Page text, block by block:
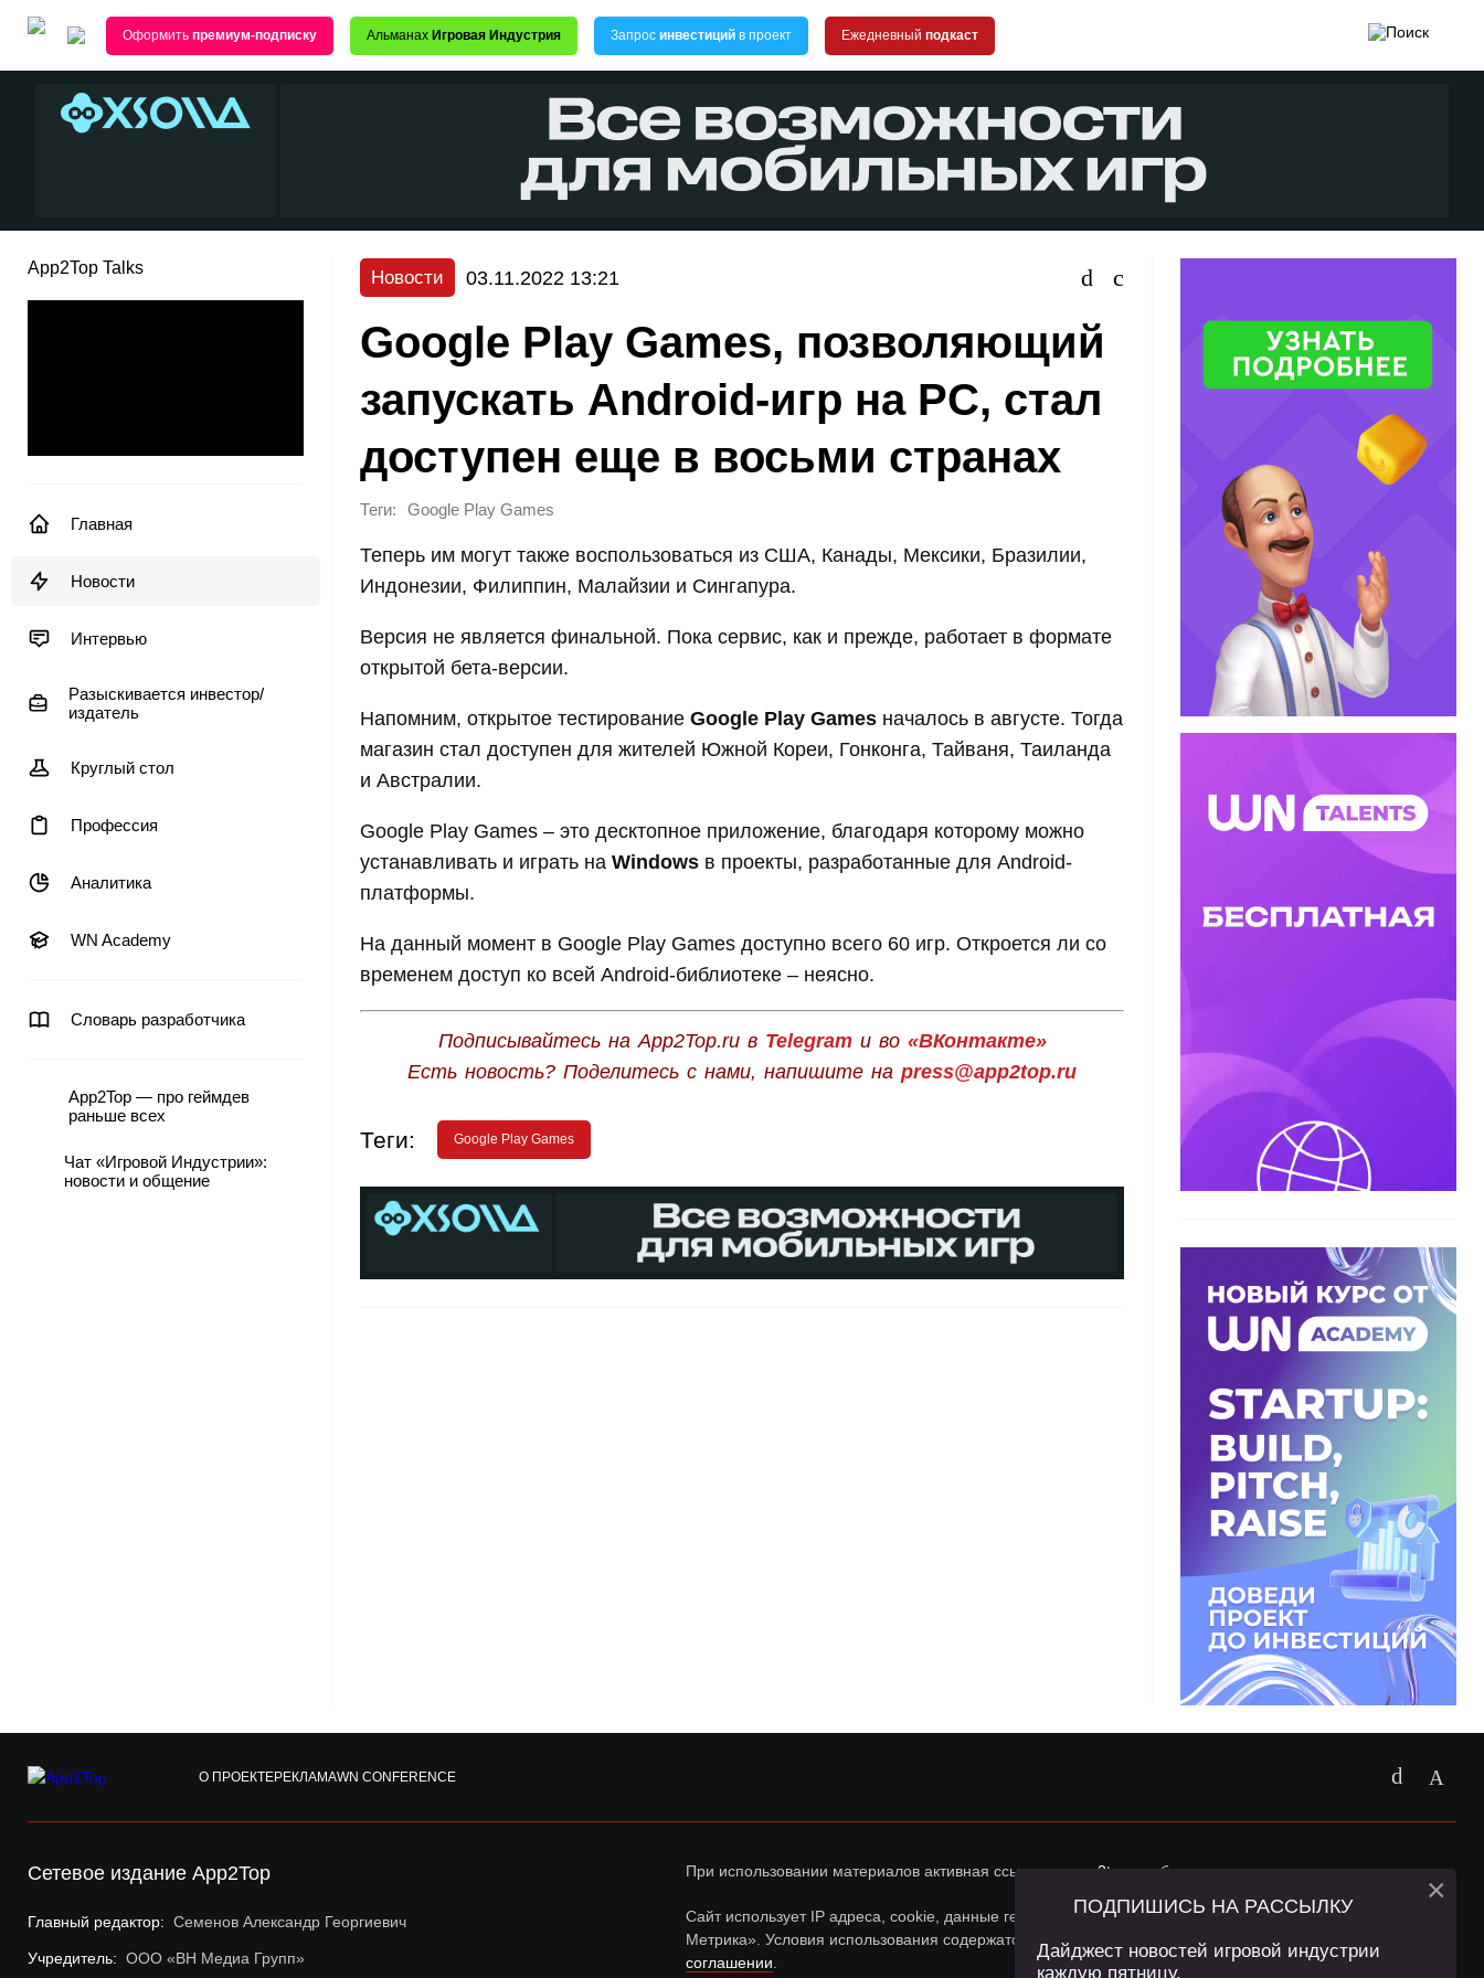
Оформить премиум-подписку Альманах Игровая Индустрия Запрос инвестиций в проект Ежедневный подкаст
App2Top Talks
Главная
Новости
Интервью
Разыскивается инвестор/
издатель
Круглый стол
Профессия
Аналитика
WN Academy
Словарь разработчика
App2Top — про геймдев
раньше всех
Чат «Игровой Индустрии»:
новости и общение
Новости 03.11.2022 13:21
Google Play Games, позволяющий
запускать Android-игр на PC, стал
доступен еще в восьми странах
Теги: Google Play Games
Теперь им могут также воспользоваться из США, Канады, Мексики, Бразилии,
Индонезии, Филиппин, Малайзии и Сингапура.
Версия не является финальной. Пока сервис, как и прежде, работает в формате
открытой бета-версии.
Напомним, открытое тестирование Google Play Games началось в августе. Тогда
магазин стал доступен для жителей Южной Кореи, Гонконга, Тайваня, Таиланда
и Австралии.
Google Play Games – это десктопное приложение, благодаря которому можно
устанавливать и играть на Windows в проекты, разработанные для Android-
платформы.
На данный момент в Google Play Games доступно всего 60 игр. Откроется ли со
временем доступ ко всей Android-библиотеке – неясно.
Подписывайтесь на App2Top.ru в Telegramи во «ВКонтакте»
Есть новость? Поделитесь с нами, напишите на press@app2top.ru
Теги: Google Play Games
О ПРОЕКТЕРЕКЛАМАWN CONFERENCE
Сетевое издание App2Top
Главный редактор: Семенов Александр Георгиевич
Учредитель: ООО «ВН Медиа Групп»
При использовании материалов активная ссылка наapp2top.ruобязательна.
Сайт использует IP адреса, cookie, данные геолокации Пользователей сайта и сервис «Яндекс
Метрика». Условия использования содержатся в
Политике конфиденциальностии
соглашении
ПОДПИШИСЬ НА РАССЫЛКУ
Дайджест новостей игровой индустрии
каждую пятницу.
×